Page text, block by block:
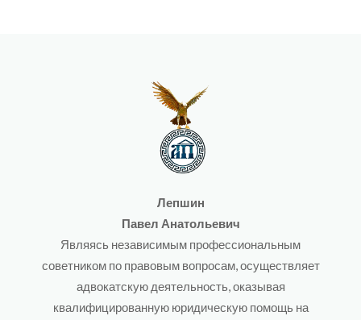
Лепшин
Павел Анатольевич
Являясь независимым профессиональным
советником по правовым вопросам, осуществляет
адвокатскую деятельность, оказывая
квалифицированную юридическую помощь на